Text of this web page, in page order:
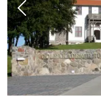
Vorheriges Bild